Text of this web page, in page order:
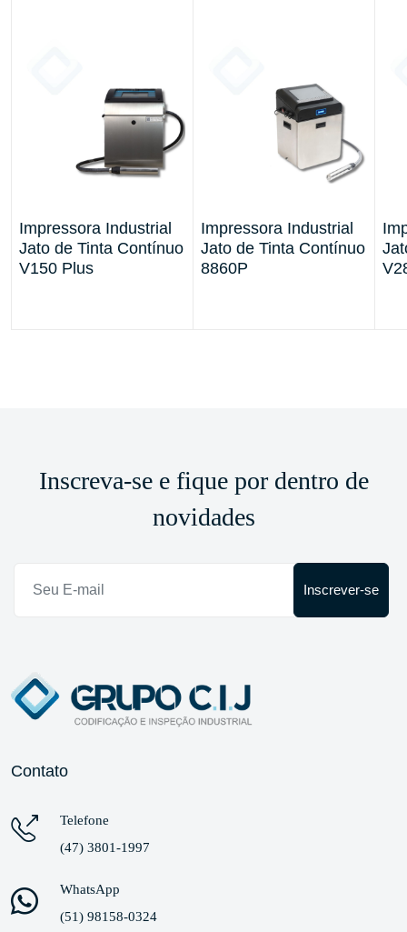
Impressora Industrial
Jato de Tinta Contínuo
V150 Plus
Impressora Industrial
Jato de Tinta Contínuo
8860P
Inscreva-se e fique por dentro de
novidades
Inscrever-se
Contato
Telefone
(47) 3801-1997
WhatsApp
(51) 98158-0324